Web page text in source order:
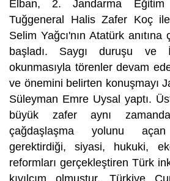
Elban, 2. Jandarma Eğitim
Tuğgeneral Halis Zafer Koç
Selim Yağcı'nın Atatürk anıtına
başladı. Saygı duruşu ve
okunmasıyla törenler devam
ve önemini belirten konuşmayı
Süleyman Emre Uysal yaptı.
büyük zafer aynı
çağdaşlaşma yolunu
gerektirdiği, siyasi, hukuki,
reformları gerçekleştiren Türk